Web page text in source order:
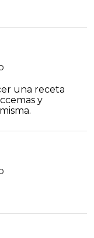
una receta
y